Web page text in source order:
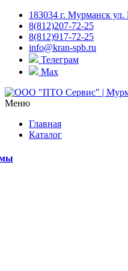
183034 г. Мурманск
8(812)207-72-25
8(812)917-72-25
info@kran-spb.ru
Телеграм
Max
Меню
Главная
Каталог